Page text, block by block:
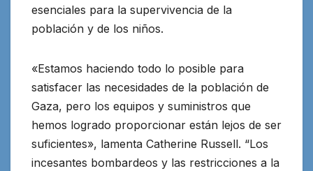
esenciales para la supervivencia de la
población y de los niños.
«Estamos haciendo todo lo posible para
satisfacer las necesidades de la población de
Gaza, pero los equipos y suministros que
hemos logrado proporcionar están lejos de ser
suficientes», lamenta Catherine Russell. “Los
incesantes bombardeos y las restricciones a la